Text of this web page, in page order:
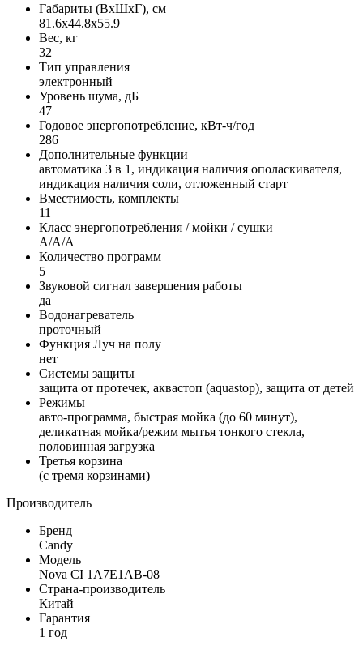
Габариты (ВxШxГ), см
81.6x44.8x55.9
Вес, кг
32
Тип управления
электронный
Уровень шума, дБ
47
Годовое энергопотребление, кВт-ч/год
286
Дополнительные функции
автоматика 3 в 1, индикация наличия ополаскивателя,
индикация наличия соли, отложенный старт
Вместимость, комплекты
11
Класс энергопотребления / мойки / сушки
A/A/A
Количество программ
5
Звуковой сигнал завершения работы
да
Водонагреватель
проточный
Функция Луч на полу
нет
Системы защиты
защита от протечек, аквастоп (aquastop), защита от детей
Режимы
авто-программа, быстрая мойка (до 60 минут),
деликатная мойка/режим мытья тонкого стекла,
половинная загрузка
Третья корзина
(c тремя корзинами)
Производитель
Бренд
Candy
Модель
Nova CI 1A7E1AB-08
Страна-производитель
Китай
Гарантия
1 год